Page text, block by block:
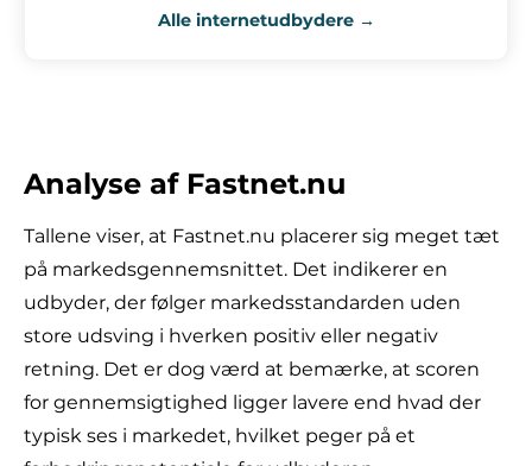
Alle internetudbydere →
Analyse af Fastnet.nu
Tallene viser, at Fastnet.nu placerer sig meget tæt
på markedsgennemsnittet. Det indikerer en
udbyder, der følger markedsstandarden uden
store udsving i hverken positiv eller negativ
retning. Det er dog værd at bemærke, at scoren
for gennemsigtighed ligger lavere end hvad der
typisk ses i markedet, hvilket peger på et